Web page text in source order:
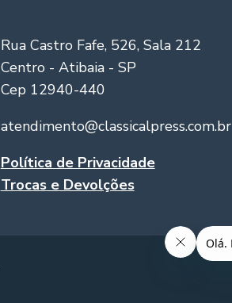
Rua Castro Fafe, 526, Sala 212
Centro - Atibaia - SP
Cep 12940-440
atendimento@classicalpress.com.br
Política de Privacidade
Trocas e Devolções